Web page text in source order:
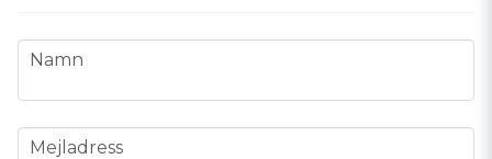
name
Namn
email
Mejladress